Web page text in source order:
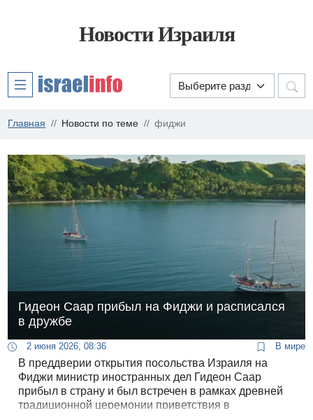
Новости Израиля
Главная Новости по теме фиджи
Гидеон Саар прибыл на Фиджи и расписался
в дружбе
2 июня 2026, 08:36 В мире
В преддверии открытия посольства Израиля на
Фиджи министр иностранных дел Гидеон Саар
прибыл в страну и был встречен в рамках древней
традиционной церемонии приветствия в